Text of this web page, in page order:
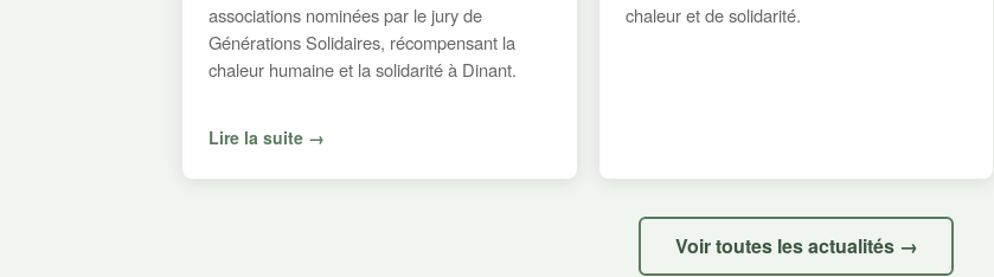
associations nominées par le jury de
Générations Solidaires, récompensant la
chaleur humaine et la solidarité à Dinant.
Lire la suite →
chaleur et de solidarité.
Voir toutes les actualités →